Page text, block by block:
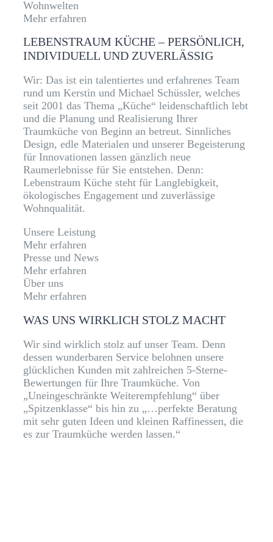
Wohnwelten
Mehr erfahren
LEBENSTRAUM KÜCHE – PERSÖNLICH,
INDIVIDUELL UND ZUVERLÄSSIG
Wir: Das ist ein talentiertes und erfahrenes Team
rund um Kerstin und Michael Schüssler, welches
seit 2001 das Thema „Küche“ leidenschaftlich lebt
und die Planung und Realisierung Ihrer
Traumküche von Beginn an betreut. Sinnliches
Design, edle Materialen und unserer Begeisterung
für Innovationen lassen gänzlich neue
Raumerlebnisse für Sie entstehen. Denn:
Lebenstraum Küche steht für Langlebigkeit,
ökologisches Engagement und zuverlässige
Wohnqualität.
Unsere Leistung
Mehr erfahren
Presse und News
Mehr erfahren
Über uns
Mehr erfahren
WAS UNS WIRKLICH STOLZ MACHT
Wir sind wirklich stolz auf unser Team. Denn
dessen wunderbaren Service belohnen unsere
glücklichen Kunden mit zahlreichen 5-Sterne-
Bewertungen für Ihre Traumküche. Von
„Uneingeschränkte Weiterempfehlung“ über
„Spitzenklasse“ bis hin zu „…perfekte Beratung
mit sehr guten Ideen und kleinen Raffinessen, die
es zur Traumküche werden lassen.“